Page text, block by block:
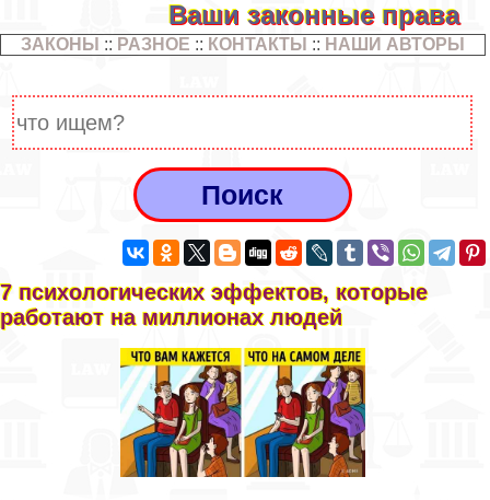
Ваши законные права
ЗАКОНЫ :: РАЗНОЕ :: КОНТАКТЫ :: НАШИ АВТОРЫ
7 психологических эффектов, которые
работают на миллионах людей